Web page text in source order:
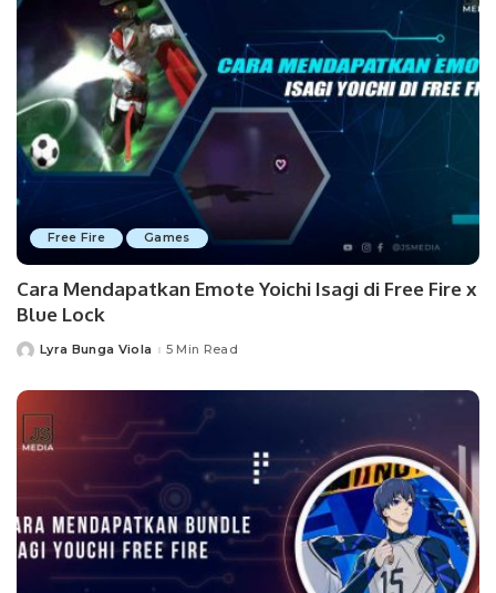
Free Fire Games
Cara Mendapatkan Emote Yoichi Isagi di Free Fire x
Blue Lock
PostedLyra Bunga Viola 5 Min Read